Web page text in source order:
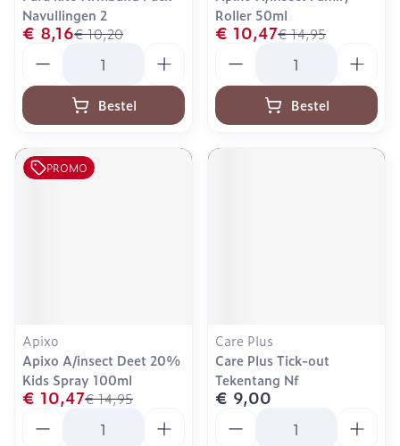
Navullingen 2
€ 10,20
€ 8,16
Bestel
Roller 50ml
€ 14,95
€ 10,47
Bestel
PROMO
Apixo
Apixo A/insect Deet 20%
Kids Spray 100ml
€ 14,95
€ 10,47
Care Plus
Care Plus Tick-out
Tekentang Nf
€ 9,00